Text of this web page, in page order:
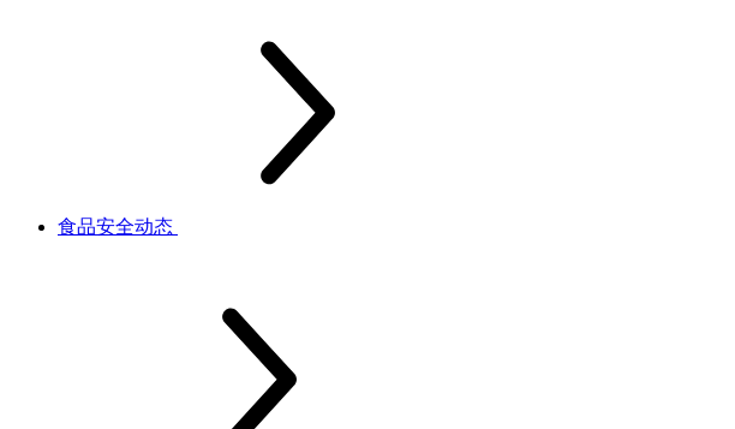
食品安全动态